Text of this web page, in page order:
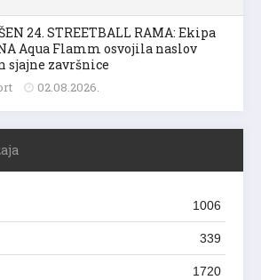
24. STREETBALL RAMA: Ekipa
Aqua Flamm osvojila naslov
sjajne završnice
02.08.2026.
1006
339
1720